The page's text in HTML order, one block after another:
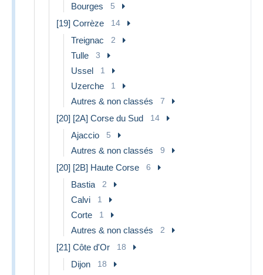
Bourges 5
[19] Corrèze 14
Treignac 2
Tulle 3
Ussel 1
Uzerche 1
Autres & non classés 7
[20] [2A] Corse du Sud 14
Ajaccio 5
Autres & non classés 9
[20] [2B] Haute Corse 6
Bastia 2
Calvi 1
Corte 1
Autres & non classés 2
[21] Côte d'Or 18
Dijon 18